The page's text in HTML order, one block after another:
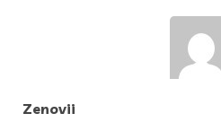
Zenovii